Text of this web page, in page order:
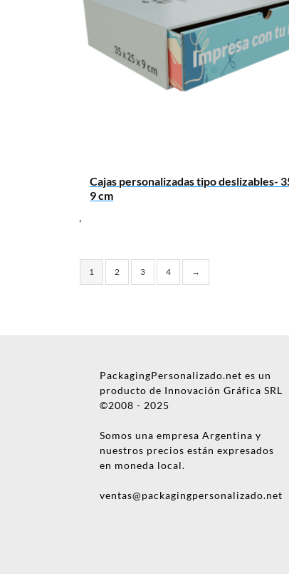
Cajas personalizadas tipo deslizables-
9 cm
,
1 2 3 4 →
PackagingPersonalizado.net es un
producto de Innovación Gráfica SRL
©2008 - 2025
Somos una empresa Argentina y
nuestros precios están expresados
en moneda local.
ventas@packagingpersonalizado.net